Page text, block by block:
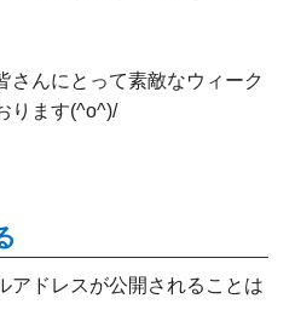
さんにとって素敵なウィーク
ります(^o^)/
アドレスが公開されることは